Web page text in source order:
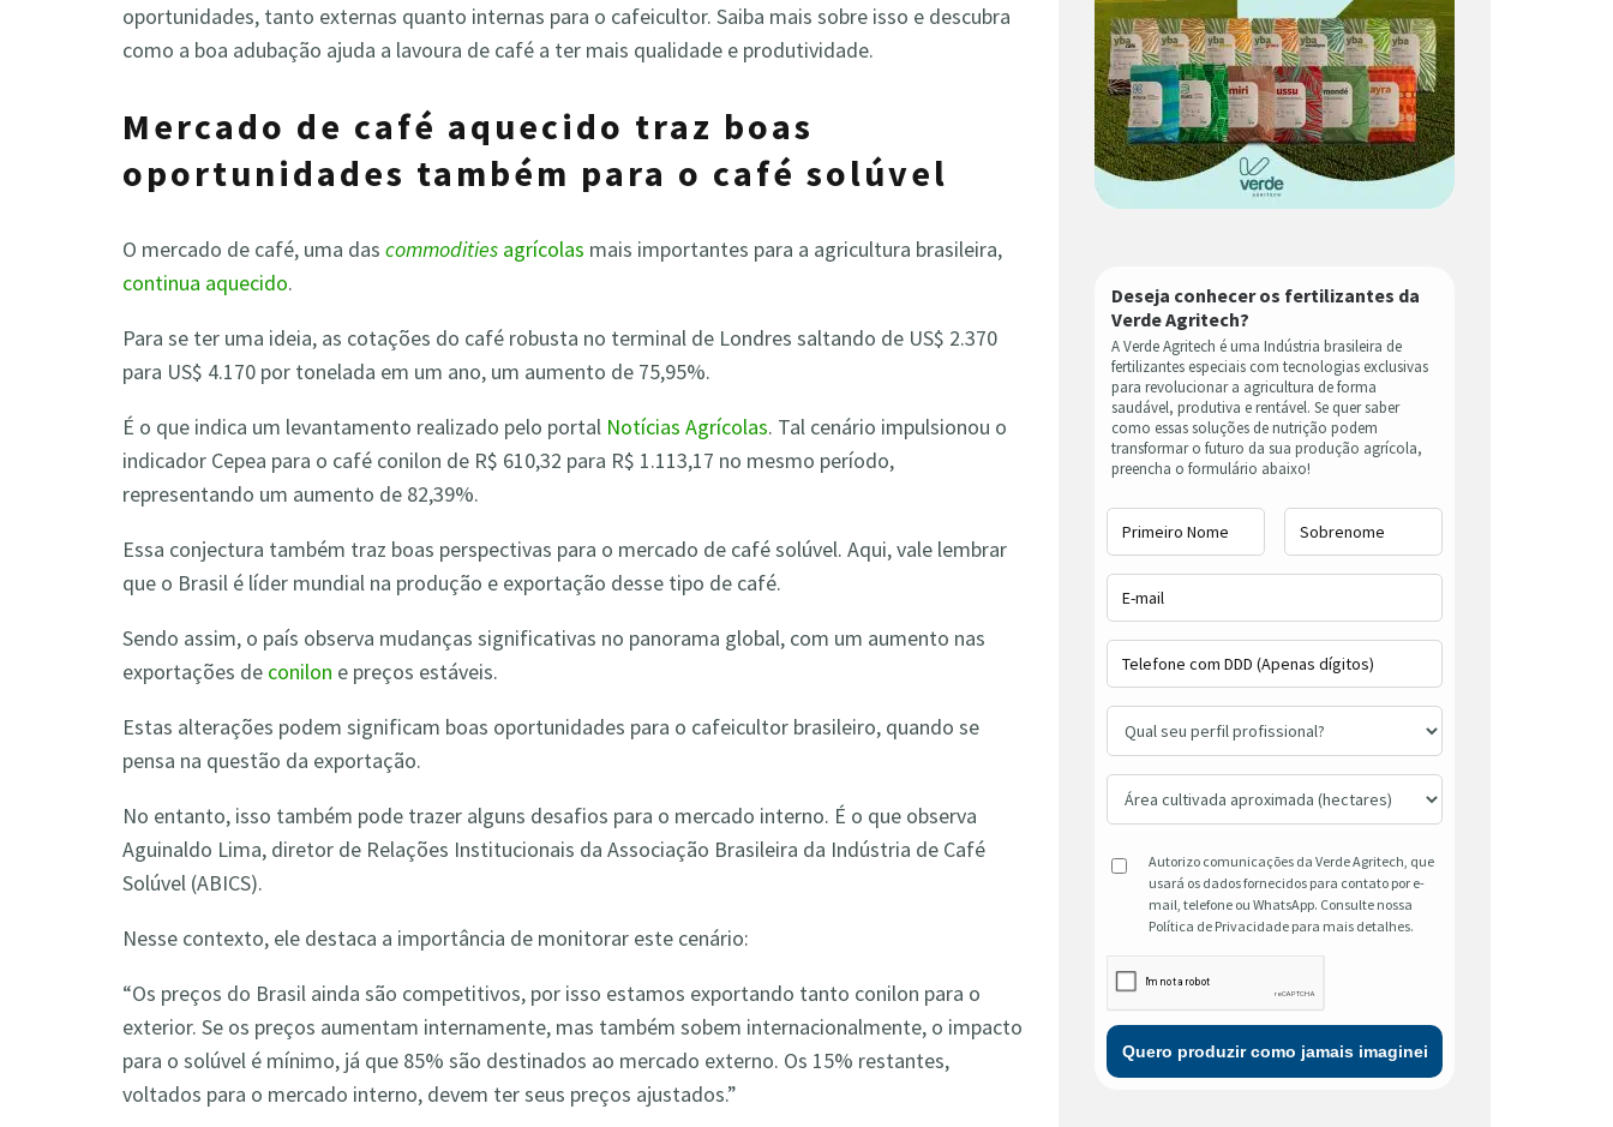
oportunidades, tanto externas quanto internas para o cafeicultor. Saiba mais sobre isso e descubra
como a boa adubação ajuda a lavoura de café a ter mais qualidade e produtividade.
Mercado de café aquecido traz boas
oportunidades também para o café solúvel
O mercado de café, uma das commodities agrícolas mais importantes para a agricultura brasileira,
continua aquecido.
Para se ter uma ideia, as cotações do café robusta no terminal de Londres saltando de US$ 2.370
para US$ 4.170 por tonelada em um ano, um aumento de 75,95%.
É o que indica um levantamento realizado pelo portal Notícias Agrícolas. Tal cenário impulsionou o
indicador Cepea para o café conilon de R$ 610,32 para R$ 1.113,17 no mesmo período,
representando um aumento de 82,39%.
Essa conjectura também traz boas perspectivas para o mercado de café solúvel. Aqui, vale lembrar
que o Brasil é líder mundial na produção e exportação desse tipo de café.
Sendo assim, o país observa mudanças significativas no panorama global, com um aumento nas
exportações de conilon e preços estáveis.
Estas alterações podem significam boas oportunidades para o cafeicultor brasileiro, quando se
pensa na questão da exportação.
No entanto, isso também pode trazer alguns desafios para o mercado interno. É o que observa
Aguinaldo Lima, diretor de Relações Institucionais da Associação Brasileira da Indústria de Café
Solúvel (ABICS).
Nesse contexto, ele destaca a importância de monitorar este cenário:
“Os preços do Brasil ainda são competitivos, por isso estamos exportando tanto conilon para o
exterior. Se os preços aumentam internamente, mas também sobem internacionalmente, o impacto
para o solúvel é mínimo, já que 85% são destinados ao mercado externo. Os 15% restantes,
voltados para o mercado interno, devem ter seus preços ajustados.”
Deseja conhecer os fertilizantes da
Verde Agritech?
A Verde Agritech é uma Indústria brasileira de
fertilizantes especiais com tecnologias exclusivas
para revolucionar a agricultura de forma
saudável, produtiva e rentável. Se quer saber
como essas soluções de nutrição podem
transformar o futuro da sua produção agrícola,
preencha o formulário abaixo!
Autorizo comunicações da Verde Agritech, que
usará os dados fornecidos para contato por e-
mail, telefone ou WhatsApp. Consulte nossa
Política de Privacidade para mais detalhes.